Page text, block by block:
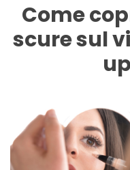
Come
scure sul